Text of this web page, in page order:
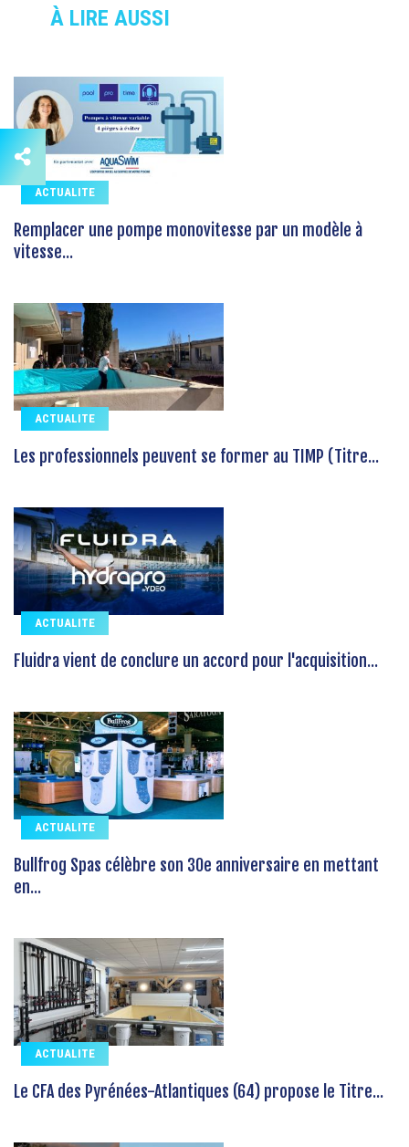
À LIRE AUSSI
ACTUALITE
Remplacer une pompe monovitesse par un modèle à
vitesse...
ACTUALITE
Les professionnels peuvent se former au TIMP (Titre...
ACTUALITE
Fluidra vient de conclure un accord pour l'acquisition...
ACTUALITE
Bullfrog Spas célèbre son 30e anniversaire en mettant
en...
ACTUALITE
Le CFA des Pyrénées-Atlantiques (64) propose le Titre...